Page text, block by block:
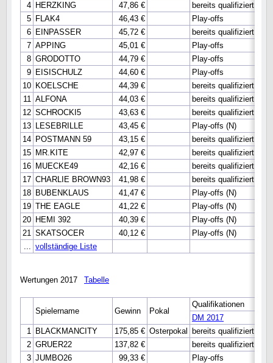
4 HERZKING 47,86 € bereits qualifiziert
5 FLAK4 46,43 € Play-offs
6 EINPASSER 45,72 € bereits qualifiziert
7 APPING 45,01 €
Play-offs
8 GRODOTTO 44,79 €
Play-offs
9 EISISCHULZ 44,60 €
Play-offs
10 KOELSCHE 44,39 €
bereits qualifiziert
11 ALFONA 44,03 €
bereits qualifiziert
12 SCHROCKI5 43,63 €
bereits qualifiziert
13 LESEBRILLE 43,45 €
Play-offs (N)
14 POSTMANN 59 43,15 €
bereits qualifiziert
15 MR.KITE 42,97 €
bereits qualifiziert
16 MUECKE49 42,16 €
bereits qualifiziert
17 CHARLIE BROWN93 41,98 €
bereits qualifiziert
18 BUBENKLAUS 41,47 €
Play-offs (N)
19 THE EAGLE 41,22 €
Play-offs (N)
20 HEMI 392 40,39 €
Play-offs (N)
21 SKATSOCER 40,12 €
Play-offs (N)
... vollständige Liste
Wertungen 2017 Tabelle
Spielername Gewinn Pokal
Qualifikationen
DM 2017
1 BLACKMANCITY 175,85 € Osterpokal bereits qualifiziert
2 GRUER22 137,82 € bereits qualifiziert
3 JUMBO26 99,33 € Play-offs